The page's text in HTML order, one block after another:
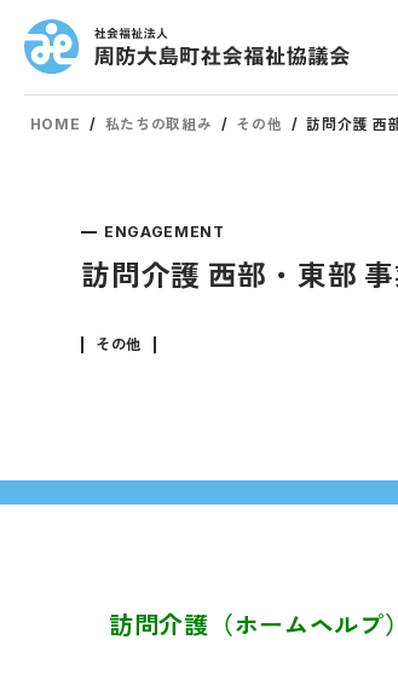
HOME / 私たちの取組み / その他 / 訪問介護 西
訪問介護 西部・東部
ENGAGEMENT
その他
訪問介護（ホームヘルプ